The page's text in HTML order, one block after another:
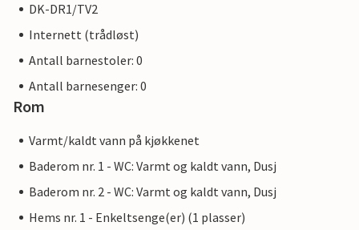
DK-DR1/TV2
Internett (trådløst)
Antall barnestoler: 0
Antall barnesenger: 0
Rom
Varmt/kaldt vann på kjøkkenet
Baderom nr. 1 - WC: Varmt og kaldt vann, Dusj
Baderom nr. 2 - WC: Varmt og kaldt vann, Dusj
Hems nr. 1 - Enkeltsenge(er) (1 plasser)